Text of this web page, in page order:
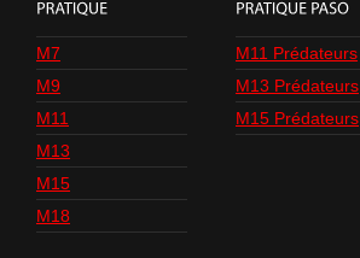
M7
M9
M11
M13
M15
M18
M11 Prédateurs
M13 Prédateurs
M15 Prédateurs